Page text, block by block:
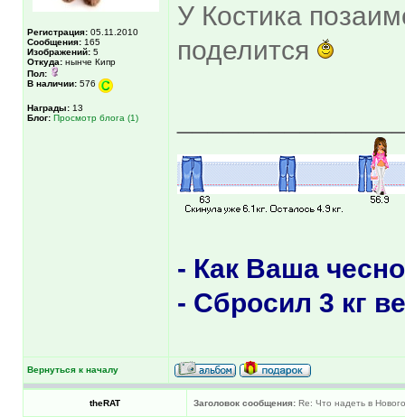
Регистрация: 05.11.2010
Сообщения: 165
Изображений: 5
Откуда: нынче Кипр
Пол:
В наличии: 576
Награды: 13
Блог: Просмотр блога (1)
У Костика
поделится
- Как Вашa
- Сбросил 3 кг
Вернуться к началу
theRAT Заголовок сообщения: Re: Что надеть в